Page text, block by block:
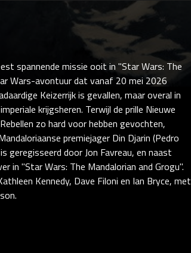
spannende missie ooit in "Star Wars: The
Wars-avontuur dat vanaf 20 mei 2026
Keizerrijk is gevallen, maar overal in
krijgsheren. Terwijl de prille Nieuwe
zo hard voor hebben gevochten,
premiejager Din Djarin (Pedro
geregisseerd door Jon Favreau, en naast
in "Star Wars: The Mandalorian and Grogu".
Kennedy, Dave Filoni en Ian Bryce, met